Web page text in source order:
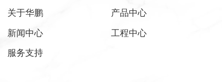
关于华鹏 产品中心
新闻中心 工程中心
服务支持